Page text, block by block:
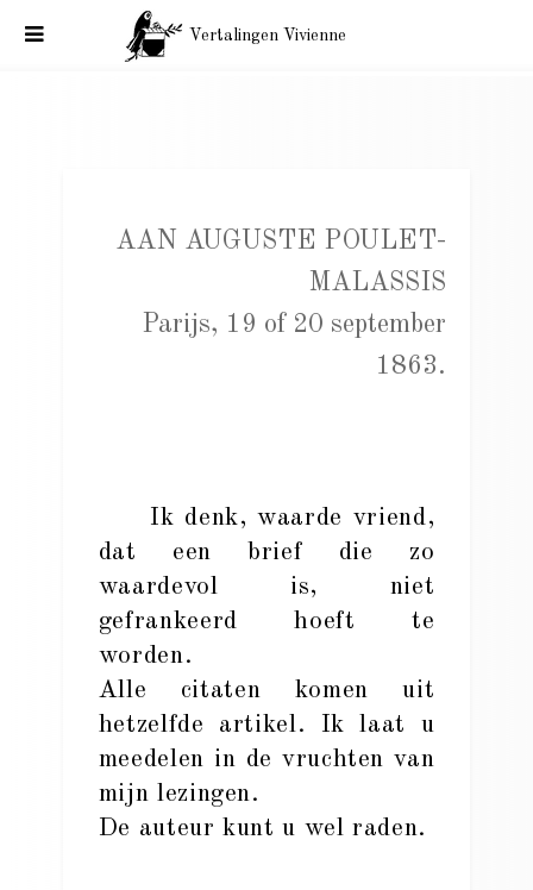
Vertalingen Vivienne
AAN AUGUSTE POULET-
MALASSIS
Parijs, 19 of 20 september
1863.
Ik denk, waarde vriend,
dat een brief die zo
waardevol is, niet
gefrankeerd hoeft te
worden.
Alle citaten komen uit
hetzelfde artikel. Ik laat u
meedelen in de vruchten van
mijn lezingen.
De auteur kunt u wel raden.